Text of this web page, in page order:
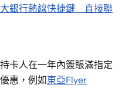
大銀行熱線快捷鍵 直接聯
卡人在一年內簽賬滿指定
惠，例如東亞Flyer